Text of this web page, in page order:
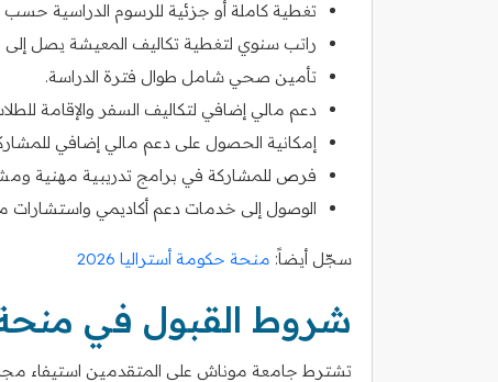
تغطية كاملة أو جزئية للرسوم الدراسية حسب
راتب سنوي لتغطية تكاليف المعيشة يصل إلى 35,000 دولار أسترالي تقريبًا.
تأمين صحي شامل طوال فترة الدراسة.
دعم مالي إضافي لتكاليف السفر والإقامة
إمكانية الحصول على دعم مالي إضافي
فرص للمشاركة في برامج تدريبية مهنية
الوصول إلى خدمات دعم أكاديمي واستشارات
سجّل أيضاً: منحة حكومة أستراليا 2026
شروط القبول في
تشترط جامعة موناش على المتقدمين استيفاء